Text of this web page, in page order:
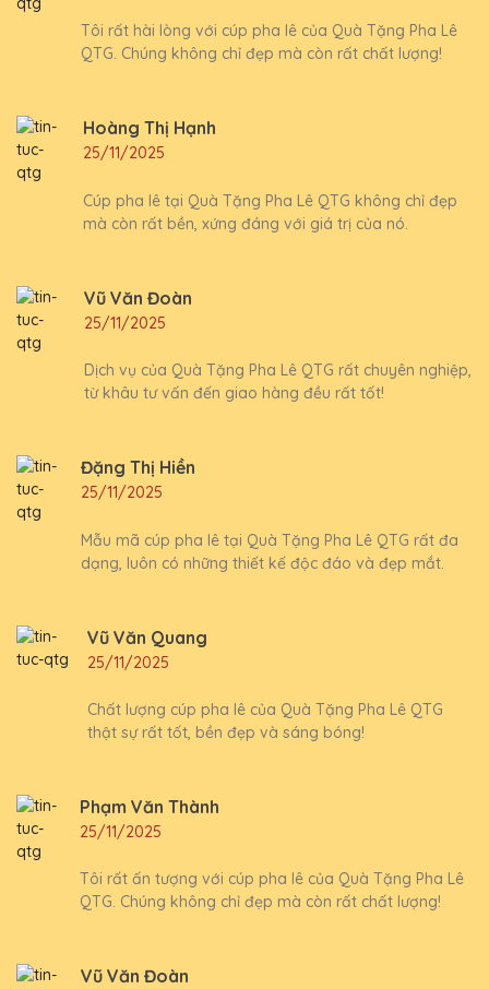
Tôi rất hài lòng với cúp pha lê của Quà Tặng Pha Lê
QTG. Chúng không chỉ đẹp mà còn rất chất lượng!
Hoàng Thị Hạnh
25/11/2025
Cúp pha lê tại Quà Tặng Pha Lê QTG không chỉ đẹp
mà còn rất bền, xứng đáng với giá trị của nó.
Vũ Văn Đoàn
25/11/2025
Dịch vụ của Quà Tặng Pha Lê QTG rất chuyên nghiệp,
từ khâu tư vấn đến giao hàng đều rất tốt!
Đặng Thị Hiền
25/11/2025
Mẫu mã cúp pha lê tại Quà Tặng Pha Lê QTG rất đa
dạng, luôn có những thiết kế độc đáo và đẹp mắt.
Vũ Văn Quang
25/11/2025
Chất lượng cúp pha lê của Quà Tặng Pha Lê QTG
thật sự rất tốt, bền đẹp và sáng bóng!
Phạm Văn Thành
25/11/2025
Tôi rất ấn tượng với cúp pha lê của Quà Tặng Pha Lê
QTG. Chúng không chỉ đẹp mà còn rất chất lượng!
Vũ Văn Đoàn